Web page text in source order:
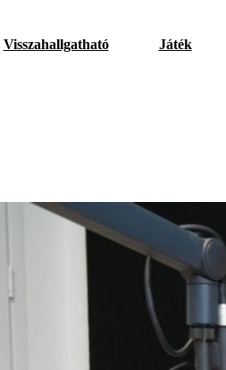
Visszahallgatható Játék